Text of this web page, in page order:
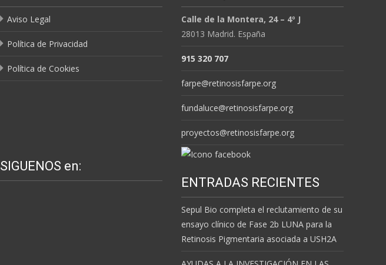
Aviso Legal
Política de Privacidad
Política de Cookies
Calle de la Montera, 24 – 4º J
28013 Madrid. España
915 320 707
farpe@retinosisfarpe.org
fundaluce@retinosisfarpe.org
proyectos@retinosisfarpe.org
SIGUENOS en:
ENTRADAS RECIENTES
Sepul Bio completa el reclutamiento de su
ensayo clínico de Fase 2b LUNA para la
Retinosis Pigmentaria asociada a USH2A